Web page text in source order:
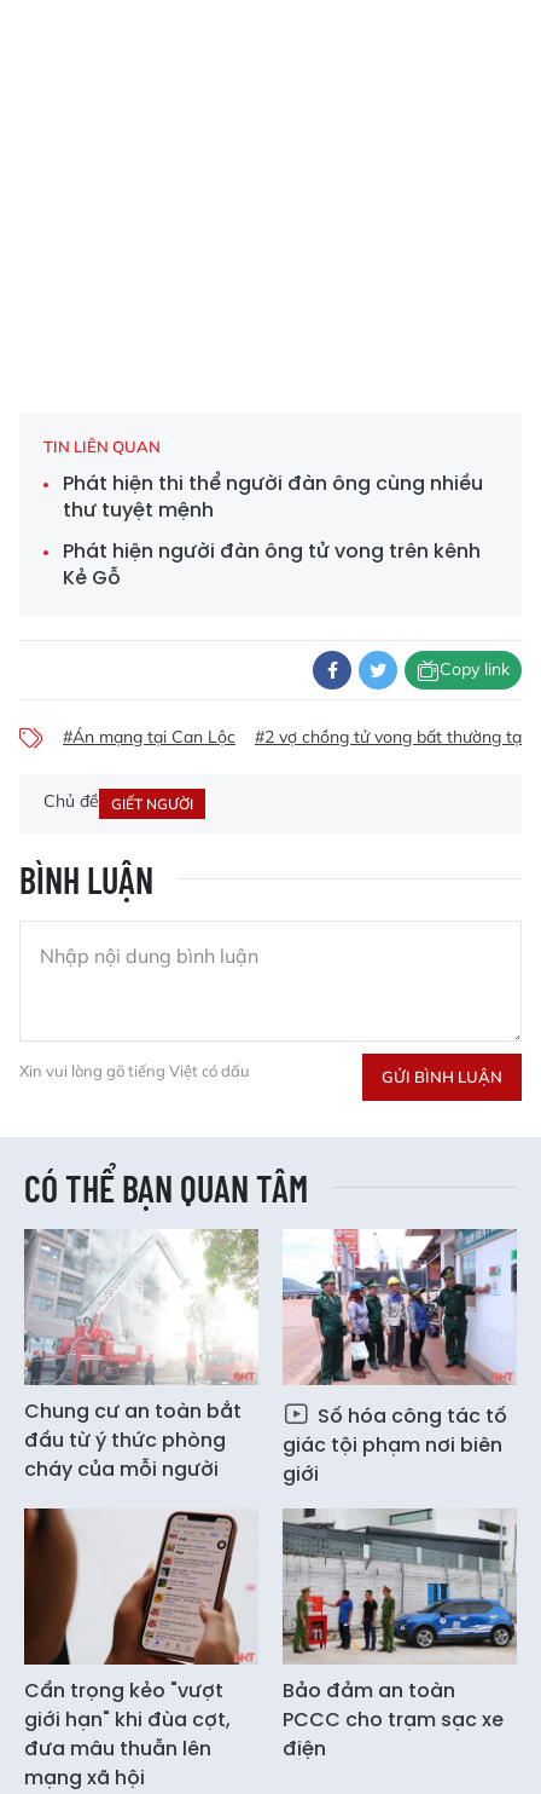
TIN LIÊN QUAN
Phát hiện thi thể người đàn ông cùng nhiều
thư tuyệt mệnh
Phát hiện người đàn ông tử vong trên kênh
Kẻ Gỗ
Copy link
#Án mạng tại Can Lộc #2 vợ chồng tử vong bất thường tại
Chủ đề GIẾT NGƯỜI
BÌNH LUẬN
Xin vui lòng gõ tiếng Việt có dấu GỬI BÌNH LUẬN
CÓ THỂ BẠN QUAN TÂM
Chung cư an toàn bắt
đầu từ ý thức phòng
cháy của mỗi người
Số hóa công tác tố
giác tội phạm nơi biên
giới
Cẩn trọng kẻo "vượt
giới hạn" khi đùa cợt,
đưa mâu thuẫn lên
mạng xã hội
Bảo đảm an toàn
PCCC cho trạm sạc xe
điện